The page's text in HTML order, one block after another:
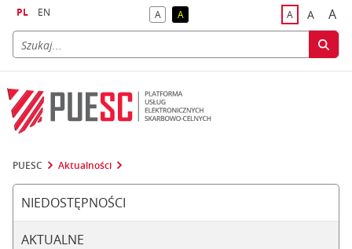
PL EN Akontrast domyślny
Akontrast żółty tekst na czarnym tle
Adomyślna
A A
PUESC Aktualności
NIEDOSTĘPNOŚCI
AKTUALNE